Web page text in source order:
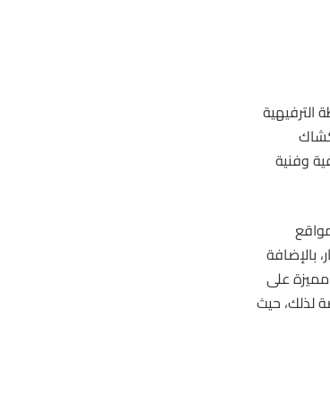
وفنية
بالإضافة
مميزة على
لذلك، حيث